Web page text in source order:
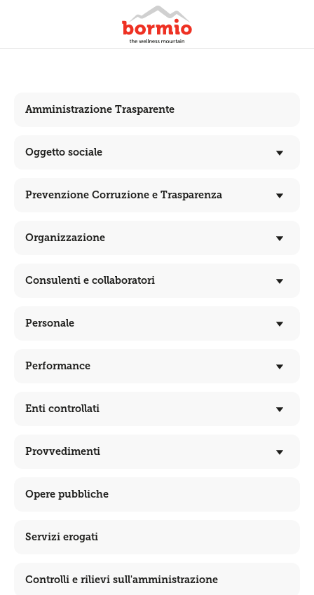
Amministrazione Trasparente
Oggetto sociale
Prevenzione Corruzione e Trasparenza
Organizzazione
Consulenti e collaboratori
Personale
Performance
Enti controllati
Provvedimenti
Opere pubbliche
Servizi erogati
Controlli e rilievi sull'amministrazione